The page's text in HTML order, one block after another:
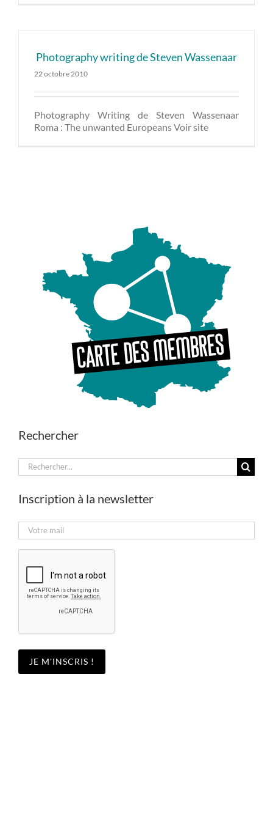
Photography writing de Steven Wassenaar
22 octobre 2010
Photography Writing de Steven Wassenaar
Roma : The unwanted Europeans Voir site
Rechercher
Rechercher:
Inscription à la newsletter